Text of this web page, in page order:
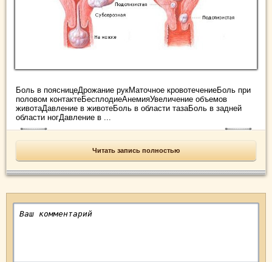
Боль в поясницеДрожание рукМаточное кровотечениеБоль при
половом контактеБесплодиеАнемияУвеличение объемов
животаДавление в животеБоль в области тазаБоль в задней
области ногДавление в ...
Читать запись полностью